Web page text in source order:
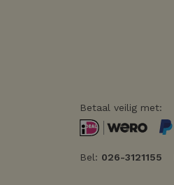
Betaal veilig met:
Bel: 026-3121155